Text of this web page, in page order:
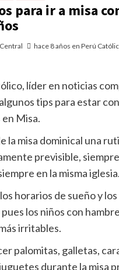
para ir a misa
hace 8 años en Perú
líder en noticias
tips para estar
Misa.
la misa dominical una
previsible,
en la misma iglesia.
horarios de sueño y
los niños con
irritables.
palomitas, galletas,
durante la misa